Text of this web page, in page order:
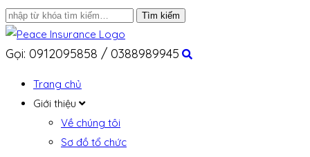
Gọi: 0912095858 / 0388989945
Trang chủ
Giới thiệu
Về chúng tôi
Sơ đồ tổ chức